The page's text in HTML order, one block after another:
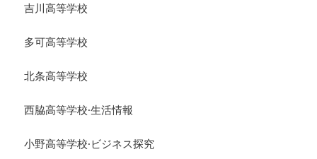
吉川高等学校
多可高等学校
北条高等学校
西脇高等学校·生活情報
小野高等学校·ビジネス探究